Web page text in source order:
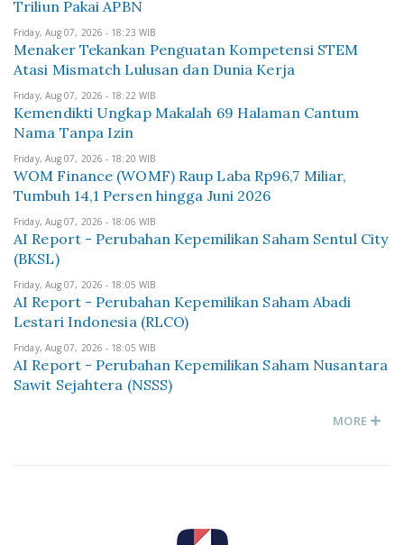
Triliun Pakai APBN
Friday, Aug 07, 2026 - 18:23 WIB
Menaker Tekankan Penguatan Kompetensi STEM
Atasi Mismatch Lulusan dan Dunia Kerja
Friday, Aug 07, 2026 - 18:22 WIB
Kemendikti Ungkap Makalah 69 Halaman Cantum
Nama Tanpa Izin
Friday, Aug 07, 2026 - 18:20 WIB
WOM Finance (WOMF) Raup Laba Rp96,7 Miliar,
Tumbuh 14,1 Persen hingga Juni 2026
Friday, Aug 07, 2026 - 18:06 WIB
AI Report - Perubahan Kepemilikan Saham Sentul City
(BKSL)
Friday, Aug 07, 2026 - 18:05 WIB
AI Report - Perubahan Kepemilikan Saham Abadi
Lestari Indonesia (RLCO)
Friday, Aug 07, 2026 - 18:05 WIB
AI Report - Perubahan Kepemilikan Saham Nusantara
Sawit Sejahtera (NSSS)
MORE